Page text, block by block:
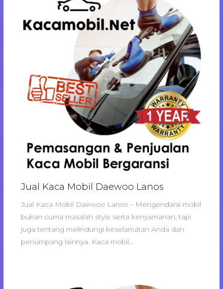
Jual Kaca Mobil Daewoo Lanos
Jual Kaca Mobil Daewoo Lanos – Mengendarai mobil
bukan cuma masalah style serta kenyamanan, tapi
juga tentang melindungi keselamatan Anda dan
penumpang lainnya. Kaca mobil…